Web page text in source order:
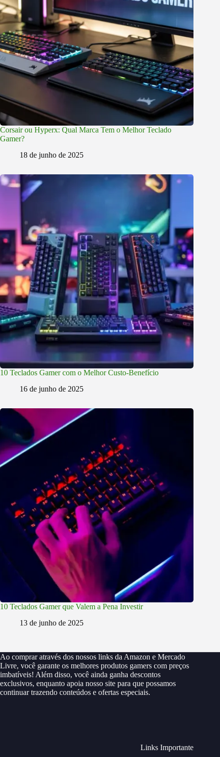
Corsair ou Hyperx: Qual Marca Tem o Melhor Teclado
Gamer?
18 de junho de 2025
10 Teclados Gamer com o Melhor Custo-Benefício
16 de junho de 2025
10 Teclados Gamer que Valem a Pena Investir
13 de junho de 2025
Ao comprar através dos nossos links da Amazon e Mercado
Livre, você garante os melhores produtos gamers com preços
imbatíveis! Além disso, você ainda ganha descontos
exclusivos, enquanto apoia nosso site para que possamos
continuar trazendo conteúdos e ofertas especiais.
Links Importante